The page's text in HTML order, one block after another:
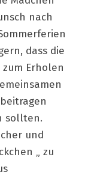
nach
dass die
Erholen
sollten.
und
„ zu